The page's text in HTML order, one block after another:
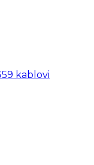
kablovi